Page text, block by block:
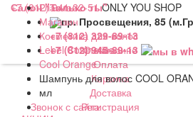
+7 (812) 941-32-51ONLY YOU SHOP
О магазине
Оплата
Корзина
Доставка
Регистрация
Салон "Только ты"
пр. Просвещения, 85
+7 (812) 329-89-13
+7 (812) 945-89-13
Звонок с сайта
Главная
Магазин
Косметика для волос
Lebel Cosmetics
Cool Orange
Шампунь для волос COOL
мл